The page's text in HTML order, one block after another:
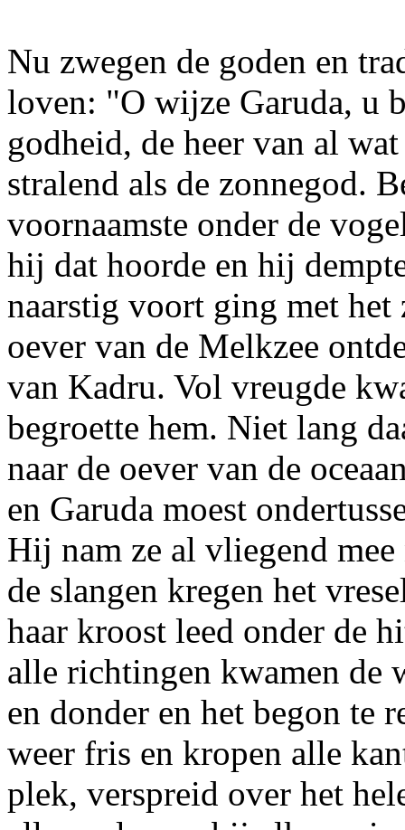
Nu zwegen de goden en
loven: "O wijze Garuda, u
godheid, de heer van al
stralend als de zonnegod.
voornaamste onder de
hij dat hoorde en hij
naarstig voort ging met het
oever van de Melkzee
van Kadru. Vol vreugde
begroette hem. Niet lang
naar de oever van de
en Garuda moest
Hij nam ze al vliegend
de slangen kregen het
haar kroost leed onder de
alle richtingen kwamen de
en donder en het begon te
weer fris en kropen alle
plek, verspreid over het